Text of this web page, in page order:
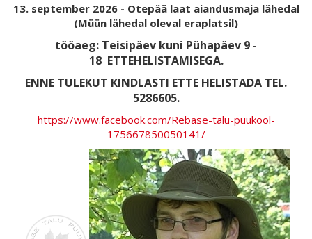
13. september 2026 - Otepää laat aiandusmaja lähedal
(Müün lähedal oleval eraplatsil)
tööaeg: Teisipäev kuni Pühapäev 9 -
18 ETTEHELISTAMISEGA.
ENNE TULEKUT KINDLASTI ETTE HELISTADA TEL.
5286605.
https://www.facebook.com/Rebase-talu-puukool-
175667850050141/